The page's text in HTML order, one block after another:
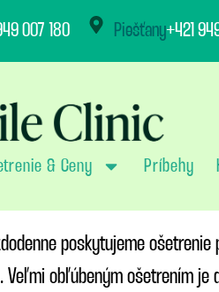
007 180 Piešťany+421
& Ceny Príbehy
poskytujeme
Veľmi obľúbeným ošetrením je